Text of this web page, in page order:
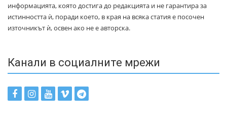
информацията, която достига до редакцията и не гарантира за
истинността ѝ, поради което, в края на всяка статия е посочен
източникът ѝ, освен ако не е авторска.
Канали в социалните мрежи